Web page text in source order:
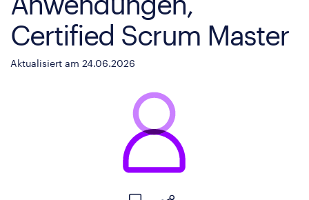
Certified Scrum Master
Aktualisiert am 24.06.2026